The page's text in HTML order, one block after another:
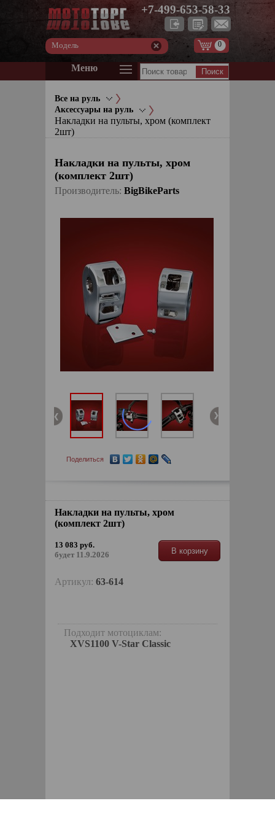
+7-499-653-58-33
Модель 0
Меню
Все на руль
Аксессуары на руль
Накладки на пульты, хром (комплект
2шт)
Накладки на пульты, хром
(комплект 2шт)
Производитель: BigBikeParts
Поделиться
Накладки на пульты, хром
(комплект 2шт)
13 083 руб.
будет 11.9.2026
В корзину
Артикул: 63-614
Подходит мотоциклам:
XVS1100 V-Star Classic